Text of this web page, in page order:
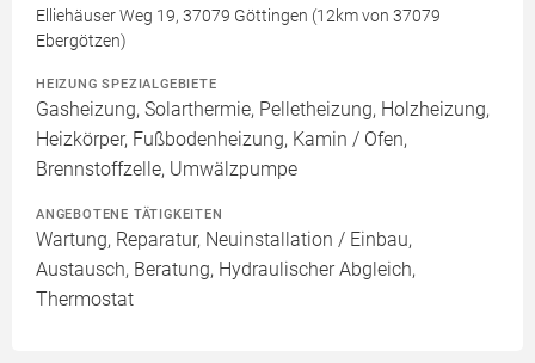
Elliehäuser Weg 19, 37079 Göttingen (12km von 37079
Ebergötzen)
HEIZUNG SPEZIALGEBIETE
Gasheizung, Solarthermie, Pelletheizung, Holzheizung,
Heizkörper, Fußbodenheizung, Kamin / Ofen,
Brennstoffzelle, Umwälzpumpe
ANGEBOTENE TÄTIGKEITEN
Wartung, Reparatur, Neuinstallation / Einbau,
Austausch, Beratung, Hydraulischer Abgleich,
Thermostat